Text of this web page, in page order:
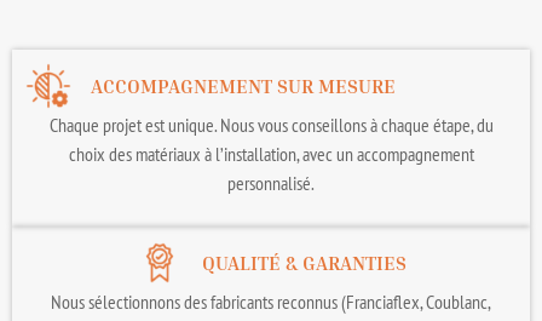
ACCOMPAGNEMENT SUR MESURE
Chaque projet est unique. Nous vous conseillons à chaque étape, du
choix des matériaux à l’installation, avec un accompagnement
personnalisé.
QUALITÉ & GARANTIES
Nous sélectionnons des fabricants reconnus (Franciaflex, Coublanc,